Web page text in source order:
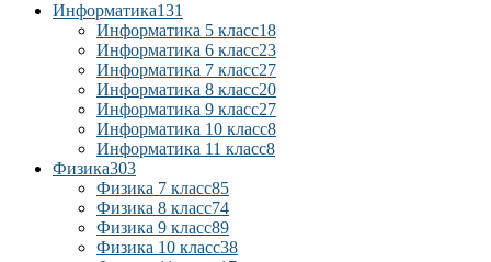
Информатика131
Информатика 5 класс18
Информатика 6 класс23
Информатика 7 класс27
Информатика 8 класс20
Информатика 9 класс27
Информатика 10 класс8
Информатика 11 класс8
Физика303
Физика 7 класс85
Физика 8 класс74
Физика 9 класс89
Физика 10 класс38